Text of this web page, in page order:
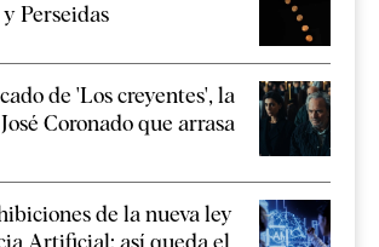
Perseidas
de 'Los creyentes', la
Coronado que arrasa
de la nueva ley
Artificial: así queda el